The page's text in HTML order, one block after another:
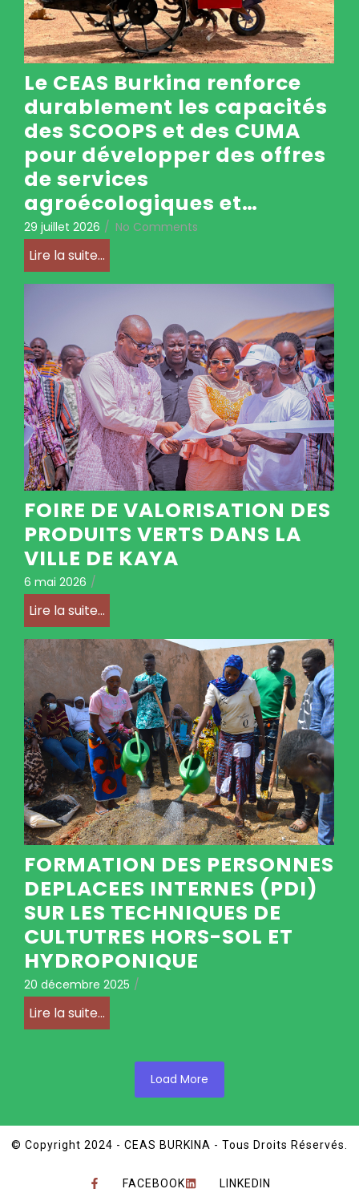
Le CEAS Burkina renforce
durablement les capacités
des SCOOPS et des CUMA
pour développer des offres
de services
agroécologiques et…
29 juillet 2026 / No Comments
Lire la suite...
FOIRE DE VALORISATION DES
PRODUITS VERTS DANS LA
VILLE DE KAYA
6 mai 2026 /
Lire la suite...
FORMATION DES PERSONNES
DEPLACEES INTERNES (PDI)
SUR LES TECHNIQUES DE
CULTUTRES HORS-SOL ET
HYDROPONIQUE
20 décembre 2025 /
Lire la suite...
Load More
© Copyright 2024 - CEAS BURKINA - Tous Droits Réservés.
FACEBOOK LINKEDIN